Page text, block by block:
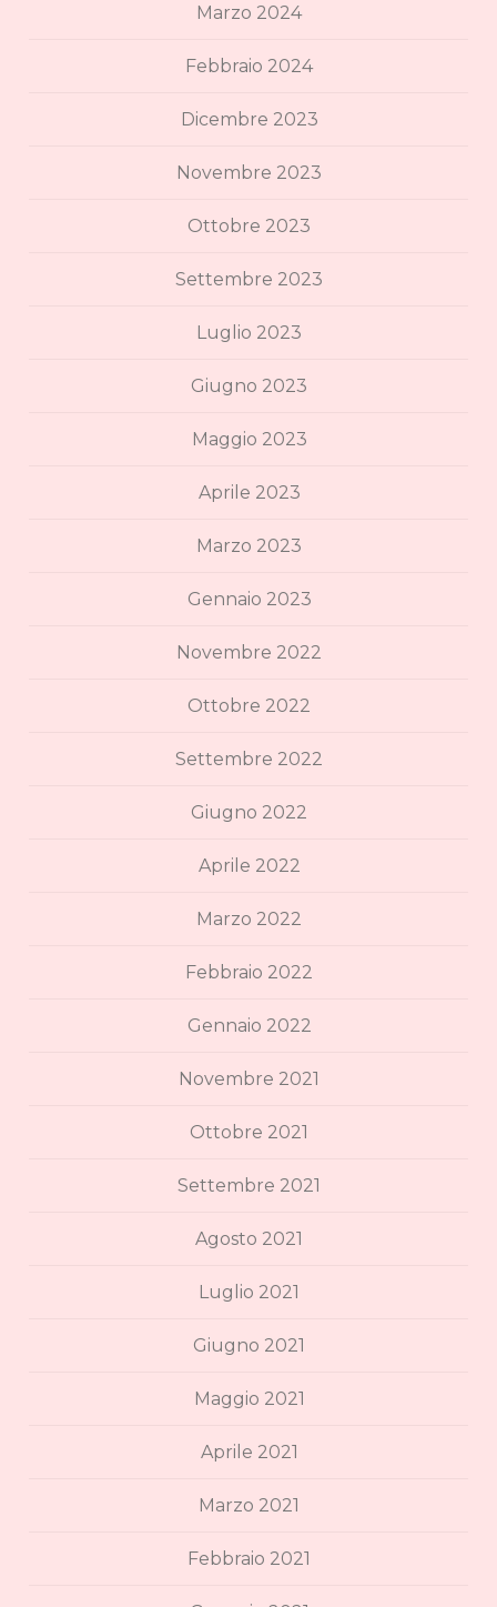
Marzo 2024
Febbraio 2024
Dicembre 2023
Novembre 2023
Ottobre 2023
Settembre 2023
Luglio 2023
Giugno 2023
Maggio 2023
Aprile 2023
Marzo 2023
Gennaio 2023
Novembre 2022
Ottobre 2022
Settembre 2022
Giugno 2022
Aprile 2022
Marzo 2022
Febbraio 2022
Gennaio 2022
Novembre 2021
Ottobre 2021
Settembre 2021
Agosto 2021
Luglio 2021
Giugno 2021
Maggio 2021
Aprile 2021
Marzo 2021
Febbraio 2021